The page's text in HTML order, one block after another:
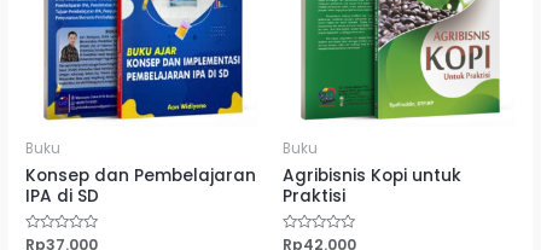
Buku
Konsep dan Pembelajaran
IPA di SD
Dinilai
Rp37.000
Buku
Agribisnis Kopi untuk
Praktisi
Dinilai
Rp42.000